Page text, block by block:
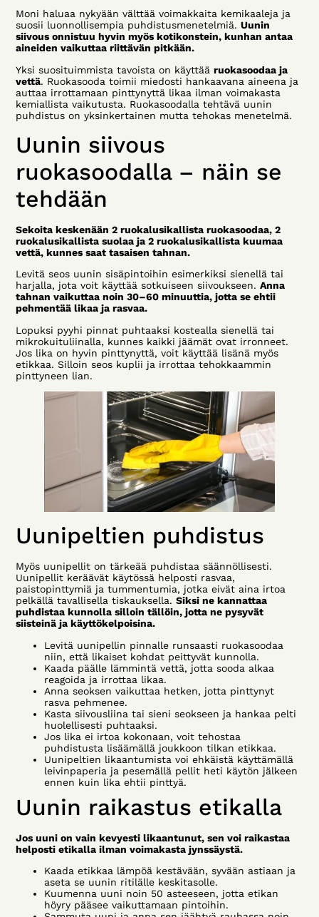
Moni haluaa nykyään välttää voimakkaita kemikaaleja ja
suosii luonnollisempia puhdistusmenetelmiä.Uunin
siivous onnistuu hyvin myös kotikonstein, kunhan antaa
aineiden vaikuttaa riittävän pitkään.
Yksi suosituimmista tavoista on käyttääruokasoodaa ja
vettä. Ruokasooda toimii miedosti hankaavana aineena ja
auttaa irrottamaan pinttynyttä likaa ilman voimakasta
kemiallista vaikutusta. Ruokasoodalla tehtävä uunin
puhdistus on yksinkertainen mutta tehokas menetelmä.
Uunin siivous
ruokasoodalla – näin se
tehdään
Sekoita keskenään 2 ruokalusikallista ruokasoodaa, 2
ruokalusikallista suolaa ja 2 ruokalusikallista kuumaa
vettä, kunnes saat tasaisen tahnan.
Levitä seos uunin sisäpintoihin esimerkiksi sienellä tai
harjalla, jota voit käyttää sotkuiseen siivoukseen.Anna
tahnan vaikuttaa noin 30–60 minuuttia, jotta se ehtii
pehmentää likaa ja rasvaa.
Lopuksi pyyhi pinnat puhtaaksi kostealla sienellä tai
mikrokuituliinalla, kunnes kaikki jäämät ovat irronneet.
Jos lika on hyvin pinttynyttä, voit käyttää lisänä myös
etikkaa. Silloin seos kuplii ja irrottaa tehokkaammin
pinttyneen lian.
Uunipeltien puhdistus
Myös uunipellit on tärkeää puhdistaa säännöllisesti.
Uunipellit keräävät käytössä helposti rasvaa,
paistopinttymiä ja tummentumia, jotka eivät aina irtoa
pelkällä tavallisella tiskauksella.Siksi ne kannattaa
puhdistaa kunnolla silloin tällöin, jotta ne pysyvät
siisteinä ja käyttökelpoisina.
Levitä uunipellin pinnalle runsaasti ruokasoodaa
niin, että likaiset kohdat peittyvät kunnolla.
Kaada päälle lämmintä vettä, jotta sooda alkaa
reagoida ja irrottaa likaa.
Anna seoksen vaikuttaa hetken, jotta pinttynyt
rasva pehmenee.
Kasta siivousliina tai sieni seokseen ja hankaa pelti
huolellisesti puhtaaksi.
Jos lika ei irtoa kokonaan, voit tehostaa
puhdistusta lisäämällä joukkoon tilkan etikkaa.
Uunipeltien likaantumista voi ehkäistä käyttämällä
leivinpaperia ja pesemällä pellit heti käytön jälkeen
ennen kuin lika ehtii pinttyä.
Uunin raikastus etikalla
Jos uuni on vain kevyesti likaantunut, sen voi raikastaa
helposti etikalla ilman voimakasta jynssäystä.
Kaada etikkaa lämpöä kestävään, syvään astiaan ja
aseta se uunin ritilälle keskitasolle.
Kuumenna uuni noin 50 asteeseen, jotta etikan
höyry pääsee vaikuttamaan pintoihin.